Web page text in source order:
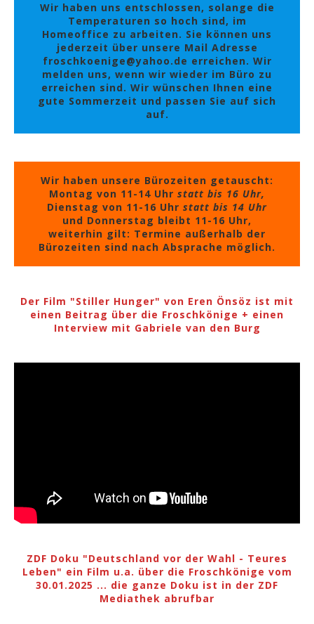
Wir haben uns entschlossen, solange die
Temperaturen so hoch sind, im
Homeoffice zu arbeiten. Sie können uns
jederzeit über unsere Mail Adresse
froschkoenige@yahoo.de erreichen. Wir
melden uns, wenn wir wieder im Büro zu
erreichen sind. Wir wünschen Ihnen eine
gute Sommerzeit und passen Sie auf sich
auf.
Wir haben unsere Bürozeiten getauscht:
Montag von 11-14 Uhr statt bis 16 Uhr,
Dienstag von 11-16 Uhr statt bis 14 Uhr
und Donnerstag bleibt 11-16 Uhr,
weiterhin gilt: Termine außerhalb der
Bürozeiten sind nach Absprache möglich.
Der Film "Stiller Hunger" von Eren Önsöz ist mit
einen Beitrag über die Froschkönige + einen
Interview mit Gabriele van den Burg
ZDF Doku "Deutschland vor der Wahl - Teures
Leben" ein Film u.a. über die Froschkönige vom
30.01.2025 ... die ganze Doku ist in der ZDF
Mediathek abrufbar